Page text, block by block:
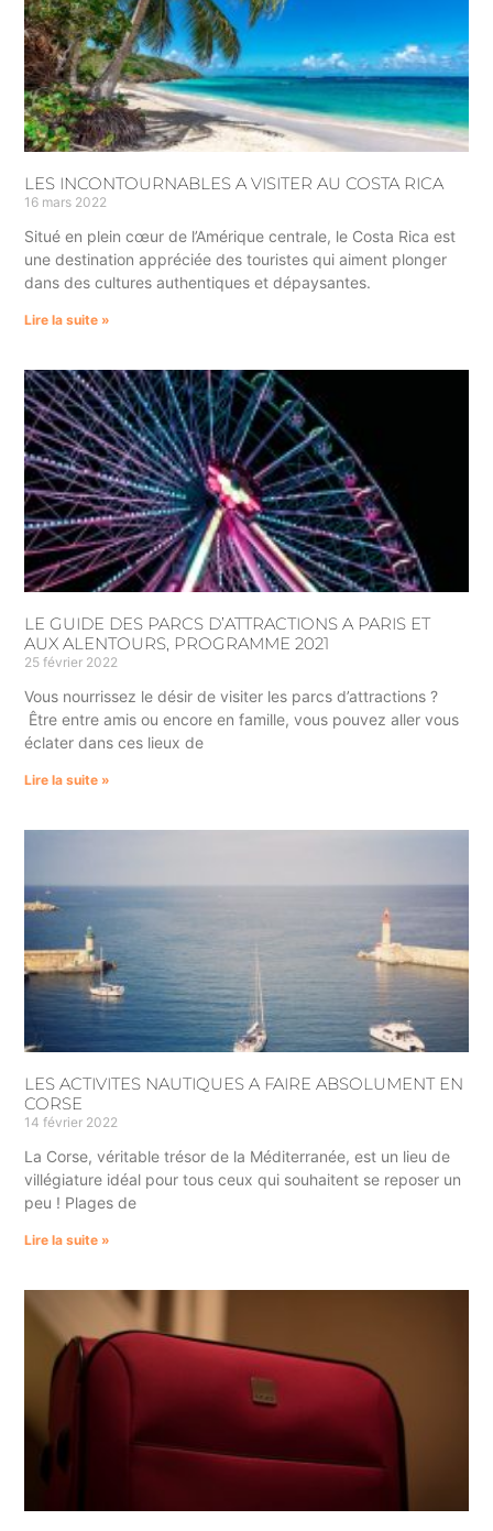
LES INCONTOURNABLES A VISITER AU COSTA RICA
16 mars 2022
Situé en plein cœur de l’Amérique centrale, le Costa Rica est
une destination appréciée des touristes qui aiment plonger
dans des cultures authentiques et dépaysantes.
Lire la suite »
LE GUIDE DES PARCS D’ATTRACTIONS A PARIS ET
AUX ALENTOURS, PROGRAMME 2021
25 février 2022
Vous nourrissez le désir de visiter les parcs d’attractions ?
Être entre amis ou encore en famille, vous pouvez aller vous
éclater dans ces lieux de
Lire la suite »
LES ACTIVITES NAUTIQUES A FAIRE ABSOLUMENT EN
CORSE
14 février 2022
La Corse, véritable trésor de la Méditerranée, est un lieu de
villégiature idéal pour tous ceux qui souhaitent se reposer un
peu ! Plages de
Lire la suite »